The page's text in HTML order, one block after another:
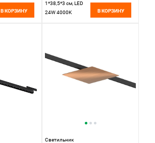
В КОРЗИНУ
1*38,5*3 см, LED
24W 4000K
В КОРЗИНУ
Светильник